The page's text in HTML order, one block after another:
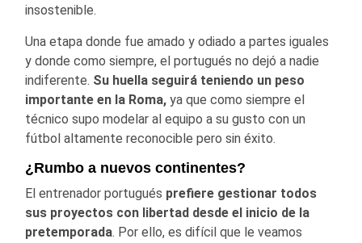
insostenible.
Una etapa donde fue amado y odiado a partes iguales
y donde como siempre, el portugués no dejó a nadie
indiferente. Su huella seguirá teniendo un peso
importante en la Roma, ya que como siempre el
técnico supo modelar al equipo a su gusto con un
fútbol altamente reconocible pero sin éxito.
¿Rumbo a nuevos continentes?
El entrenador portugués prefiere gestionar todos
sus proyectos con libertad desde el inicio de la
pretemporada. Por ello, es difícil que le veamos